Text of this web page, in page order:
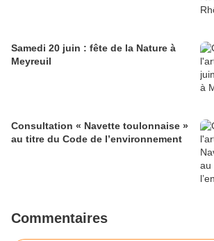
Samedi 20 juin : fête de la Nature à
Meyreuil
Consultation « Navette toulonnaise »
au titre du Code de l’environnement
Commentaires